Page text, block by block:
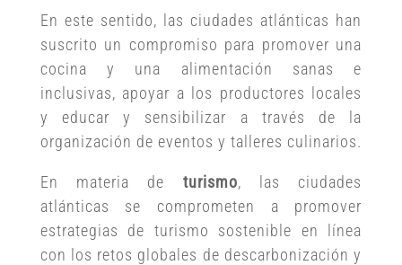
En este sentido, las ciudades atlánticas han
suscrito un compromiso para promover una
cocina y una alimentación sanas e
inclusivas, apoyar a los productores locales
y educar y sensibilizar a través de la
organización de eventos y talleres culinarios.
En materia de turismo, las ciudades
atlánticas se comprometen a promover
estrategias de turismo sostenible en línea
con los retos globales de descarbonización y